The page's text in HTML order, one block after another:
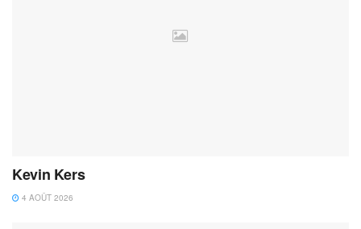
Kevin Kers
4 AOÛT 2026